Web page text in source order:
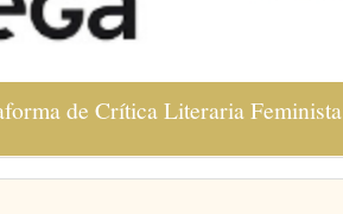
de Crítica Literaria Feminista